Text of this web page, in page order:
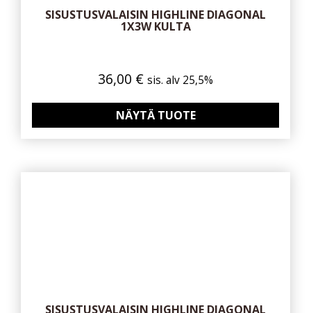
SISUSTUSVALAISIN HIGHLINE DIAGONAL
1X3W KULTA
36,00 € sis. alv 25,5%
NÄYTÄ TUOTE
SISUSTUSVALAISIN HIGHLINE DIAGONAL